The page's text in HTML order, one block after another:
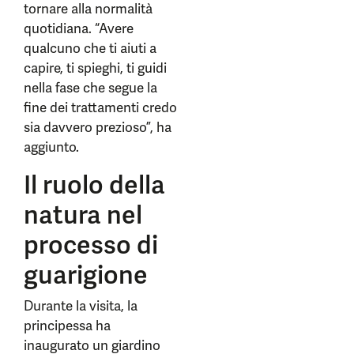
tornare alla normalità
quotidiana. “Avere
qualcuno che ti aiuti a
capire, ti spieghi, ti guidi
nella fase che segue la
fine dei trattamenti credo
sia davvero prezioso”, ha
aggiunto.
Il ruolo della
natura nel
processo di
guarigione
Durante la visita, la
principessa ha
inaugurato un giardino